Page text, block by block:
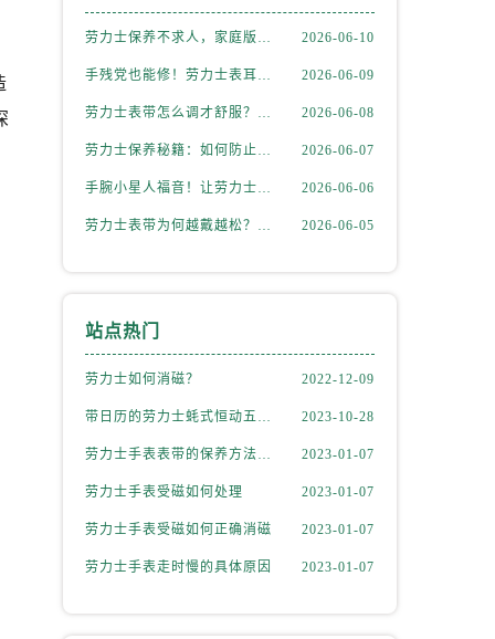
劳力士保养不求人，家庭版清洁全攻略 2026-06-10
手残党也能修！劳力士表耳脱落简易处理法 2026-06-09
劳力士表带怎么调才舒服？新手也能轻松上手 2026-06-08
劳力士保养秘籍：如何防止和修复表带掉色？ 2026-06-07
手腕小星人福音！让劳力士表带完美贴合的妙招 2026-06-06
劳力士表带为何越戴越松？资深修表师这样说 2026-06-05
站点热门
劳力士如何消磁？ 2022-12-09
带日历的劳力士蚝式恒动五位数型号 2023-10-28
劳力士手表表带的保养方法有哪些？ 2023-01-07
劳力士手表受磁如何处理 2023-01-07
劳力士手表受磁如何正确消磁 2023-01-07
劳力士手表走时慢的具体原因 2023-01-07